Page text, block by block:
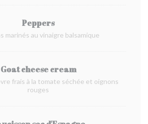
Peppers
marinés au vinaigre balsamique
Goat cheese cream
frais à la tomate séchée et oignons
rouges